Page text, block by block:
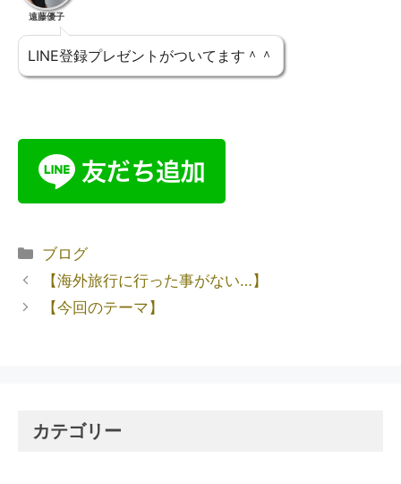
遠藤優子
LINE登録プレゼントがついてます＾＾
ブログ
【海外旅行に行った事がない…】
【今回のテーマ】
カテゴリー